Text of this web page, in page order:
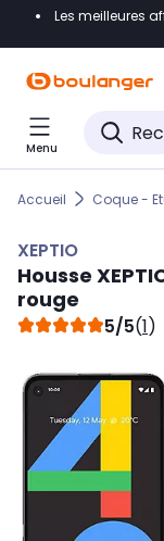
Accéder
Accéder
Accéder
Les meilleures
Menu
Accueil Coque -
XEPTIO
Housse
rouge
5/5(1)